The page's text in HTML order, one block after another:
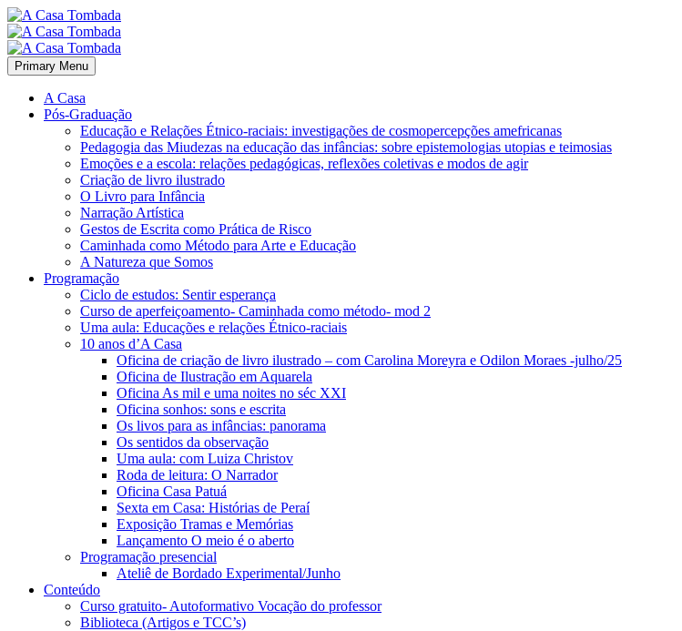
Primary Menu
A Casa
Pós-Graduação
Educação e Relações Étnico-raciais: investigações de cosmopercepções amefricanas
Pedagogia das Miudezas na educação das infâncias: sobre epistemologias utopias e teimosias
Emoções e a escola: relações pedagógicas, reflexões coletivas e modos de agir
Criação de livro ilustrado
O Livro para Infância
Narração Artística
Gestos de Escrita como Prática de Risco
Caminhada como Método para Arte e Educação
A Natureza que Somos
Programação
Ciclo de estudos: Sentir esperança
Curso de aperfeiçoamento- Caminhada como método- mod 2
Uma aula: Educações e relações Étnico-raciais
10 anos d’A Casa
Oficina de criação de livro ilustrado – com Carolina Moreyra e Odilon Moraes -julho/25
Oficina de Ilustração em Aquarela
Oficina As mil e uma noites no séc XXI
Oficina sonhos: sons e escrita
Os livos para as infâncias: panorama
Os sentidos da observação
Uma aula: com Luiza Christov
Roda de leitura: O Narrador
Oficina Casa Patuá
Sexta em Casa: Histórias de Peraí
Exposição Tramas e Memórias
Lançamento O meio é o aberto
Programação presencial
Ateliê de Bordado Experimental/Junho
Conteúdo
Curso gratuito- Autoformativo Vocação do professor
Biblioteca (Artigos e TCC’s)